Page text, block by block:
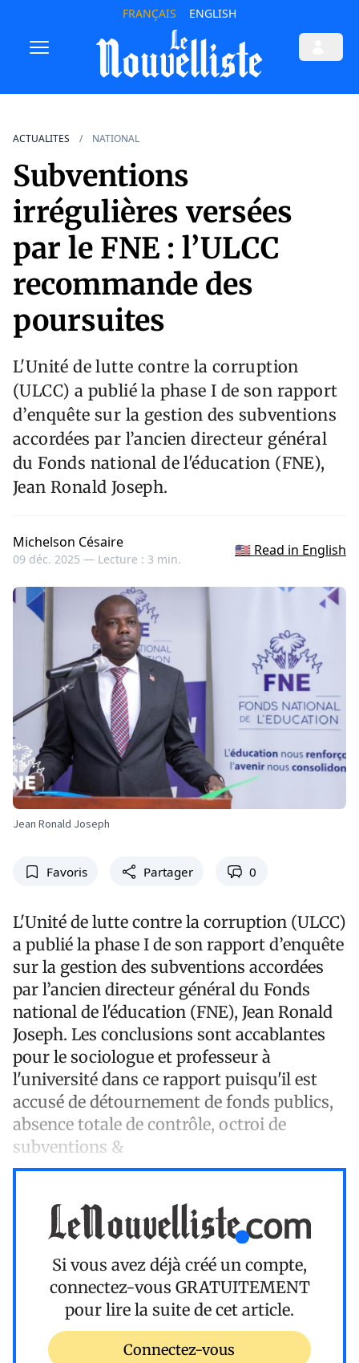
FRANÇAIS ENGLISH
ACTUALITES NATIONAL
Subventions
irrégulières versées
par le FNE : l’ULCC
recommande des
poursuites
L'Unité de lutte contre la corruption
(ULCC) a publié la phase I de son rapport
d’enquête sur la gestion des subventions
accordées par l’ancien directeur général
du Fonds national de l'éducation (FNE),
Jean Ronald Joseph.
Michelson Césaire
09 déc. 2025 — Lecture : 3 min.
🇺🇸 Read in English
Jean Ronald Joseph
Favoris Partager 0
L'Unité de lutte contre la corruption (ULCC)
a publié la phase I de son rapport d’enquête
sur la gestion des subventions accordées
par l’ancien directeur général du Fonds
national de l'éducation (FNE), Jean Ronald
Joseph. Les conclusions sont accablantes
pour le sociologue et professeur à
l'université dans ce rapport puisqu'il est
accusé de détournement de fonds publics,
absence totale de contrôle, octroi de
subventions &
Si vous avez déjà créé un compte,
connectez-vous GRATUITEMENT
pour lire la suite de cet article.
Connectez-vous